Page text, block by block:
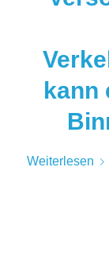
kann
Weiterlesen